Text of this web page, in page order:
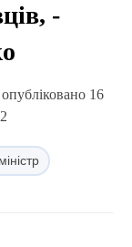
-
16